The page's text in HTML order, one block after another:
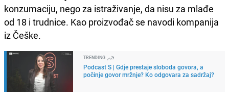
konzumaciju, nego za istraživanje, da nisu za mlađe
od 18 i trudnice. Kao proizvođač se navodi kompanija
iz Češke.
TRENDING
Podcast S | Gdje prestaje sloboda govora, a
počinje govor mržnje? Ko odgovara za sadržaj?